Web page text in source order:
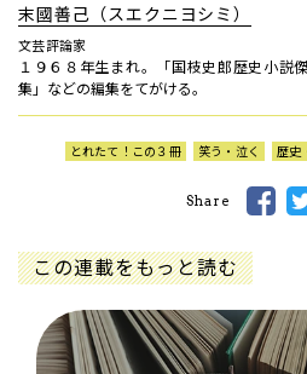
末國善己（スエクニヨシミ）
文芸評論家
１９６８年生まれ。「国枝史郎歴史小説
集」などの編集をてがける。
とれたて！この３冊 笑う・泣く 歴史
Share
この連載をもっと読む